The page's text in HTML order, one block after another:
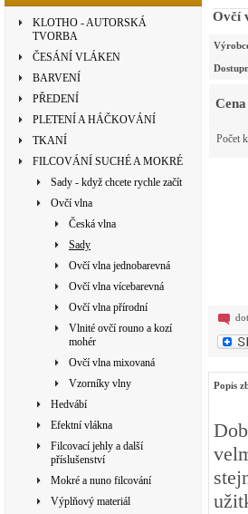
KLOTHO - AUTORSKÁ
TVORBA
ČESÁNÍ VLÁKEN
BARVENÍ
PŘEDENÍ
PLETENÍ A HÁČKOVÁNÍ
TKANÍ
FILCOVÁNÍ SUCHÉ A MOKRÉ
Sady - když chcete rychle začít
Ovčí vlna
Česká vlna
Sady
Ovčí vlna jednobarevná
Ovčí vlna vícebarevná
Ovčí vlna přírodní
Vlnité ovčí rouno a kozí
mohér
Ovčí vlna mixovaná
Vzorníky vlny
Hedvábí
Efektní vlákna
Filcovací jehly a další
příslušenství
Mokré a nuno filcování
Výplňový materiál
Ovčí
Cena
Počet
Popis